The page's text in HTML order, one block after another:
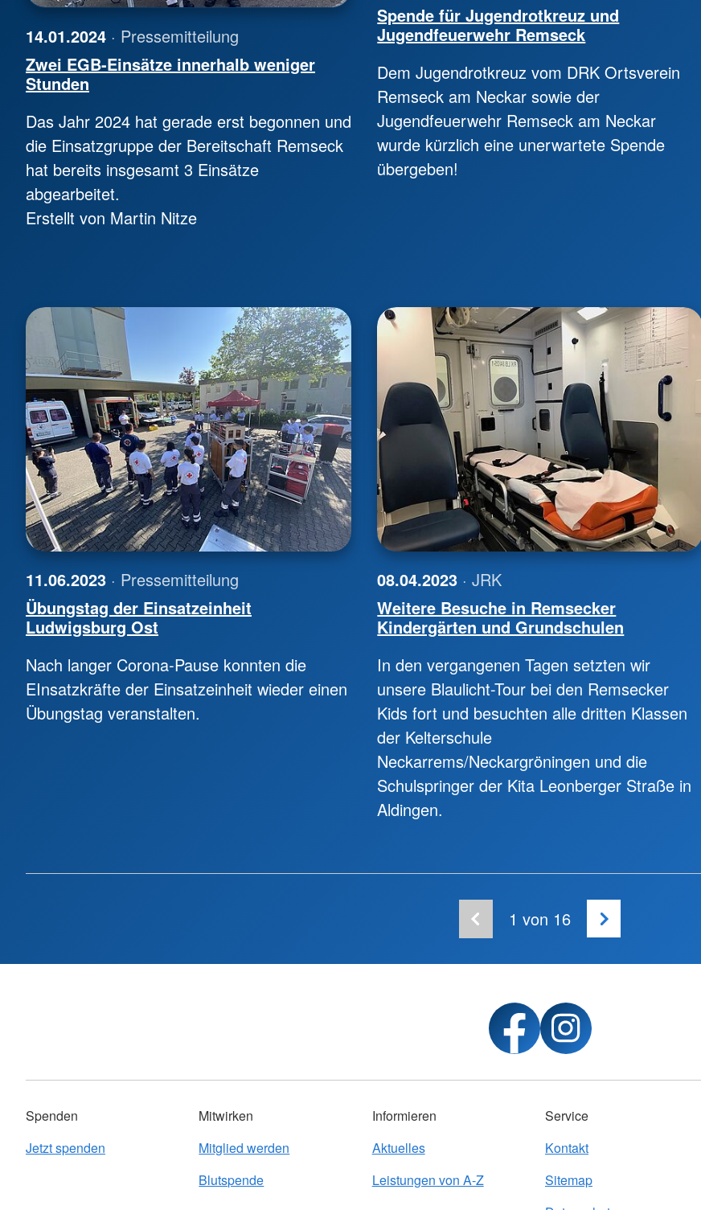
14.01.2024 · Pressemitteilung
Zwei EGB-Einsätze innerhalb weniger
Stunden
Das Jahr 2024 hat gerade erst begonnen und
die Einsatzgruppe der Bereitschaft Remseck
hat bereits insgesamt 3 Einsätze
abgearbeitet.
Erstellt von Martin Nitze
Spende für Jugendrotkreuz und
Jugendfeuerwehr Remseck
Dem Jugendrotkreuz vom DRK Ortsverein
Remseck am Neckar sowie der
Jugendfeuerwehr Remseck am Neckar
wurde kürzlich eine unerwartete Spende
übergeben!
11.06.2023 · Pressemitteilung
Übungstag der Einsatzeinheit
Ludwigsburg Ost
Nach langer Corona-Pause konnten die
EInsatzkräfte der Einsatzeinheit wieder einen
Übungstag veranstalten.
08.04.2023 · JRK
Weitere Besuche in Remsecker
Kindergärten und Grundschulen
In den vergangenen Tagen setzten wir
unsere Blaulicht-Tour bei den Remsecker
Kids fort und besuchten alle dritten Klassen
der Kelterschule
Neckarrems/Neckargröningen und die
Schulspringer der Kita Leonberger Straße in
Aldingen.
1 von 16
Spenden
Jetzt spenden
Mitwirken
Mitglied werden
Blutspende
Informieren
Aktuelles
Leistungen von A-Z
Service
Kontakt
Sitemap